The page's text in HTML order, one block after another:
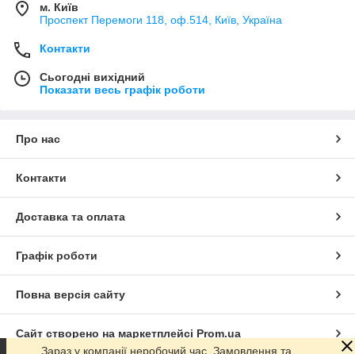
м. Київ
Проспект Перемоги 118, оф.514, Київ, Україна
Контакти
Сьогодні вихідний
Показати весь графік роботи
Про нас
Контакти
Доставка та оплата
Графік роботи
Повна версія сайту
Сайт створено на маркетплейсі Prom.ua
Зараз у компанії неробочий час. Замовлення та